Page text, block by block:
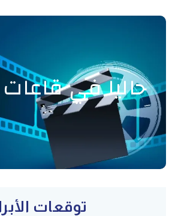
حاليا في قاعات
توقعات